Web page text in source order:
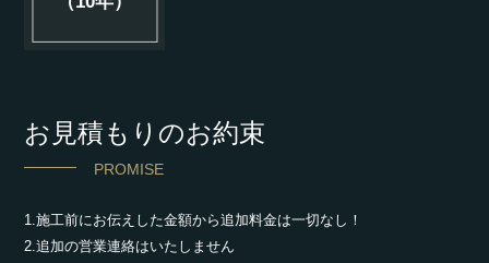
お見積もりのお約束
PROMISE
1.施工前にお伝えした金額から追加料金は一切なし！
2.追加の営業連絡はいたしません